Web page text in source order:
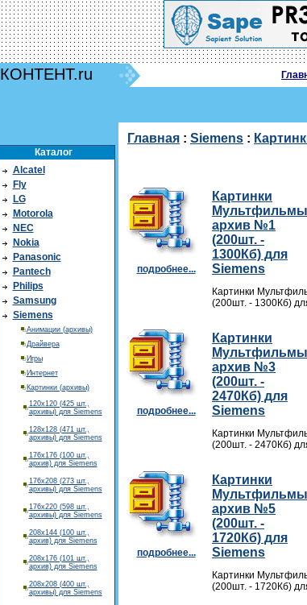
КОНТЕНТ.ru
Каталог
Alcatel
Fly
LG
Motorola
NEC
Nokia
Panasonic
Pantech
Philips
Samsung
Siemens
Анимации (архивы)
Драйвера
Игры
Интернет
Картинки (архивы)
120х120 (425 шт.,
архивы) для Siemens
128х128 (471 шт.,
архивы) для Siemens
176х176 (100 шт.,
архив) для Siemens
176х208 (273 шт.,
архивы) для Siemens
176х220 (598 шт.,
архивы) для Siemens
208х144 (100 шт.,
архив) для Siemens
208х176 (101 шт.,
архив) для Siemens
208х208 (400 шт.,
архивы) для Siemens
Главная : Siemens :
подробнее...
Картинки
Мультфильмы
архив №1
(200шт. -
1300Кб) для
Siemens
Картинки
(200шт. - 1300Кб)
подробнее...
Картинки
Мультфильмы
архив №3
(200шт. -
2470Кб) для
Siemens
Картинки
(200шт. - 2470Кб)
подробнее...
Картинки
Мультфильмы
архив №5
(200шт. -
1720Кб) для
Siemens
Картинки
(200шт. - 1720Кб)